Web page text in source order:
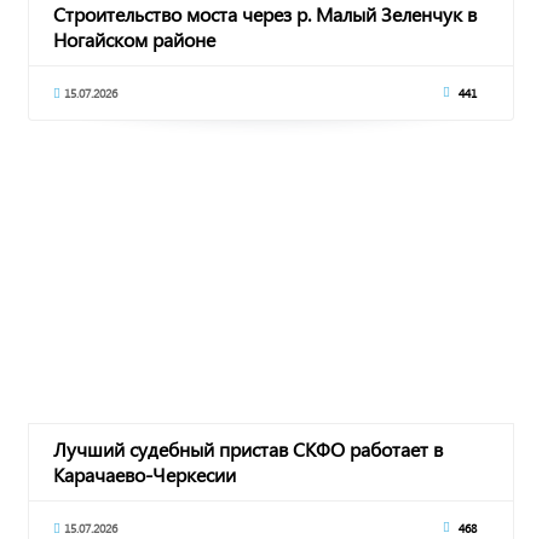
Строительство моста через р. Малый Зеленчук в
Ногайском районе
15.07.2026 441
Лучший судебный пристав СКФО работает в
Карачаево-Черкесии
15.07.2026 468